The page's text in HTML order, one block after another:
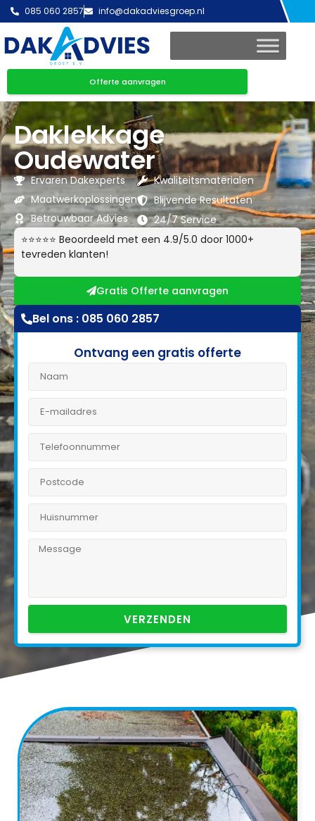
085 060 2857 info@dakadviesgroep.nl
Offerte aanvragen
Daklekkage
Oudewater
Ervaren Dakexperts
Maatwerkoplossingen
Betrouwbaar Advies
Kwaliteitsmaterialen
Blijvende Resultaten
24/7 Service
⭐⭐⭐⭐⭐ Beoordeeld met een 4.9/5.0 door 1000+
tevreden klanten!
Gratis Offerte aanvragen
Bel ons : 085 060 2857
Ontvang een gratis offerte
VERZENDEN